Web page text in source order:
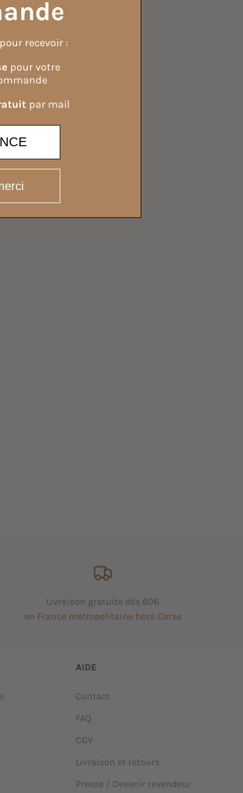
Livraison gratuite dès 60€
en France métropolitaine hors Corse
AIDE
Contact
FAQ
CGV
Livraison et retours
Presse / Devenir revendeur
recevoir :
pour votre
par mail